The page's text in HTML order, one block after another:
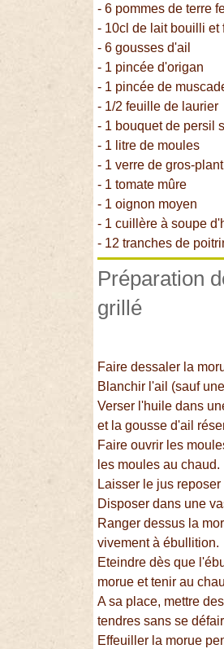
- 6 pommes de terre
- 10cl de lait bouilli et
- 6 gousses d'ail
- 1 pincée d'origan
- 1 pincée de
- 1/2 feuille de laurier
- 1 bouquet de persil
- 1 litre de moules
- 1 verre de gros-plant
- 1 tomate mûre
- 1 oignon moyen
- 1 cuillère à soupe
- 12 tranches de
Préparation
grillé
Faire dessaler la
Blanchir l'ail (sauf
Verser l'huile dans
et la gousse d'ail
Faire ouvrir les
les moules au chaud.
Laisser le jus reposer
Disposer dans une
Ranger dessus la
vivement à ébullition.
Eteindre dès que
morue et tenir au
A sa place, mettre
tendres sans se
Effeuiller la morue